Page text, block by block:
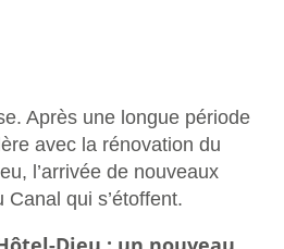
Après une longue période
avec la rénovation du
l’arrivée de nouveaux
qui s’étoffent.